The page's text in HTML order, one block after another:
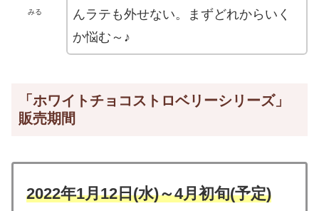
みる
んラテも外せない。まずどれからいく
か悩む～♪
「ホワイトチョコストロベリーシリーズ」
販売期間
2022年1月12日(水)～4月初旬(予定)